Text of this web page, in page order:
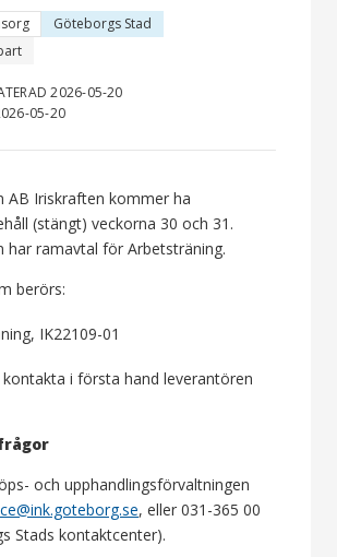
Göteborgs Stad
2026-05-20
05-20
AB Iriskraften kommer ha
(stängt) veckorna 30 och 31.
har ramavtal för Arbetsträning.
berörs:
IK22109-01
i första hand leverantören
och upphandlingsförvaltningen
, eller 031-365 00
Stads kontaktcenter).